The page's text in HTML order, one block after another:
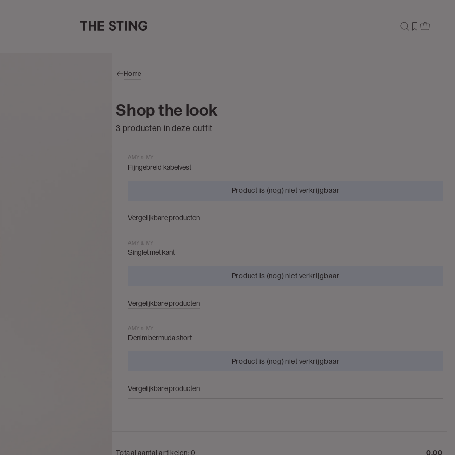
Home
Shop the look
3 producten in deze outfit
AMY & IVY
Fijngebreid kabelvest
Product is (nog) niet verkrijgbaar
Vergelijkbare producten
AMY & IVY
Singlet met kant
Product is (nog) niet verkrijgbaar
Vergelijkbare producten
AMY & IVY
Denim bermuda short
Product is (nog) niet verkrijgbaar
Vergelijkbare producten
Totaal aantal artikelen:0 0.00